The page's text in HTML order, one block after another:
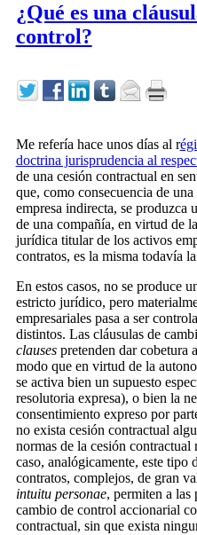
¿Qué es una
control?
Me refería hace unos días al r
doctrina jurisprudencia al
de una cesión contractual en
que, como consecuencia de
empresa indirecta, se produzca
de una compañía, en virtud de
jurídica titular de los activos
contratos, es la misma todavía
En estos casos, no se produce
estricto jurídico, pero
empresariales pasa a ser
distintos. Las cláusulas de
clausespretenden dar cobetura
modo que en virtud de la
se activa bien un supuesto
resolutoria expresa), o bien la
consentimiento expreso por
no exista cesión contractual
normas de la cesión
caso, analógicamente, este tipo
contratos, complejos, de gran
intuitu personae, permiten a las
cambio de control accionarial
contractual, sin que exista